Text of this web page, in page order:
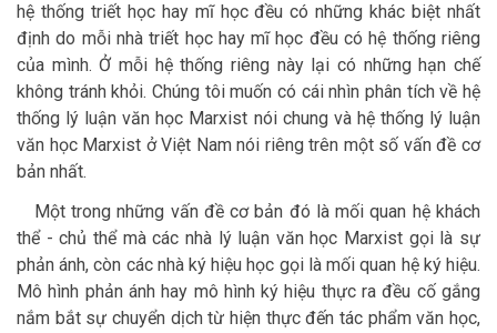
hệ thống triết học hay mĩ học đều có những khác biệt nhất
định do mỗi nhà triết học hay mĩ học đều có hệ thống riêng
của mình. Ở mỗi hệ thống riêng này lại có những hạn chế
không tránh khỏi. Chúng tôi muốn có cái nhìn phân tích về hệ
thống lý luận văn học Marxist nói chung và hệ thống lý luận
văn học Marxist ở Việt Nam nói riêng trên một số vấn đề cơ
bản nhất.
Một trong những vấn đề cơ bản đó là mối quan hệ khách
thể - chủ thể mà các nhà lý luận văn học Marxist gọi là sự
phản ánh, còn các nhà ký hiệu học gọi là mối quan hệ ký hiệu.
Mô hình phản ánh hay mô hình ký hiệu thực ra đều cố gắng
nắm bắt sự chuyển dịch từ hiện thực đến tác phẩm văn học,